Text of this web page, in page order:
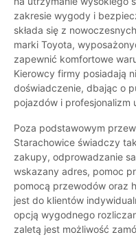
zakresie wygody i
składa się z
marki Toyota,
zapewnić komfortowe
Kierowcy firmy posiadają
doświadczenie, dbając o
pojazdów i profesjonalizm
Poza podstawowym
Starachowice świadczy
zakupy, odprowadzanie
wskazany adres, pomoc
pomocą przewodów oraz
jest do klientów
opcją wygodnego
zaletą jest możliwość